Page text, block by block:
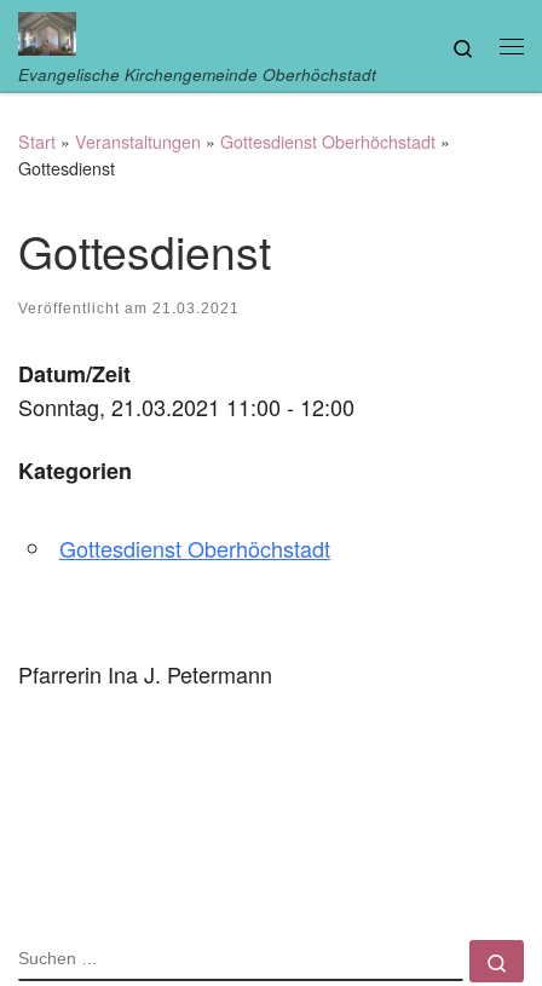
Zum Inhalt springen
Evangelische Kirchengemeinde Oberhöchstadt
Search
Start » Veranstaltungen » Gottesdienst Oberhöchstadt »
Gottesdienst
Gottesdienst
Veröffentlicht am 21.03.2021
Datum/Zeit
Sonntag, 21.03.2021 11:00 - 12:00
Kategorien
Gottesdienst Oberhöchstadt
Pfarrerin Ina J. Petermann
SUCHE